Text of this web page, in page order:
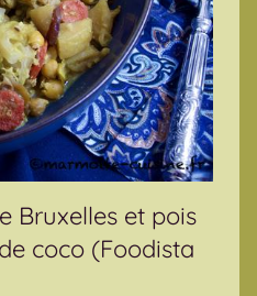
Bruxelles et pois
coco (Foodista